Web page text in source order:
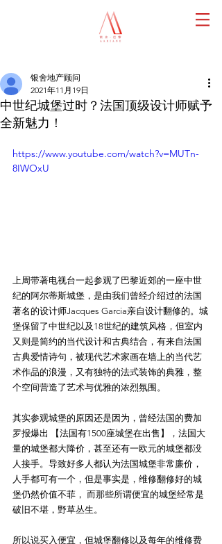
中世纪城堡过时？法国顶级设计师赋予
全新魅力！
银舍地产顾问
2021年11月19日
https://www.youtube.com/watch?v=MUTn-
8IWOxU
上周带著电视台一起参观了巴黎近郊的一座中世
纪的阿尔蒂斯城堡，是由我们曾经介绍过的法国
著名的设计师Jacques Garcia亲自设计翻修的。城
堡保留了中世纪以及18世纪的建筑风格，但室内
又则是简约的当代设计和古典结合，有来自法国
古典爱情诗句，被现代艺术家画在墙上的当代艺
术作品的浪漫，又有独特的法式装饰的典雅，整
个空间营造了艺术与优雅的浓烈氛围。
其实参观城堡的原因还是因为，曾经法国的费加
罗报爆出 【法国有1500座城堡在出售】，法国大
量的城堡都大降价，甚至还有一欧元的城堡都没
人接手。导致好多人都认为法国城堡非常廉价，
人手都可有一个，但是事实是，维修翻修好的城
堡仍然价值不菲， 而那些所谓便宜的城堡经常是
破旧不堪，野草丛生。
所以说买入便宜，但城堡翻修以及每年的维修费